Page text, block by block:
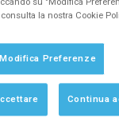
la nostra Cookie
Modifica Preferenze
Continua